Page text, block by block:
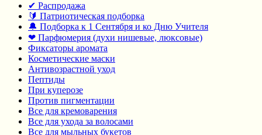
✔ Распродажа
🔰 Патриотическая подборка
🔔 Подборка к 1 Сентября и ко Дню Учителя
❤ Парфюмерия (духи нишевые, люксовые)
Фиксаторы аромата
Косметические маски
Антивозрастной уход
Пептиды
При куперозе
Против пигментации
Все для кремоварения
Все для ухода за волосами
Все для мыльных букетов